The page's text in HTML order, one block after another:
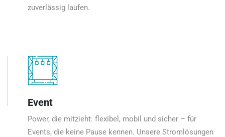
zuverlässig laufen.
Event
Power, die mitzieht: flexibel, mobil und sicher – für
Events, die keine Pause kennen. Unsere Stromlösungen